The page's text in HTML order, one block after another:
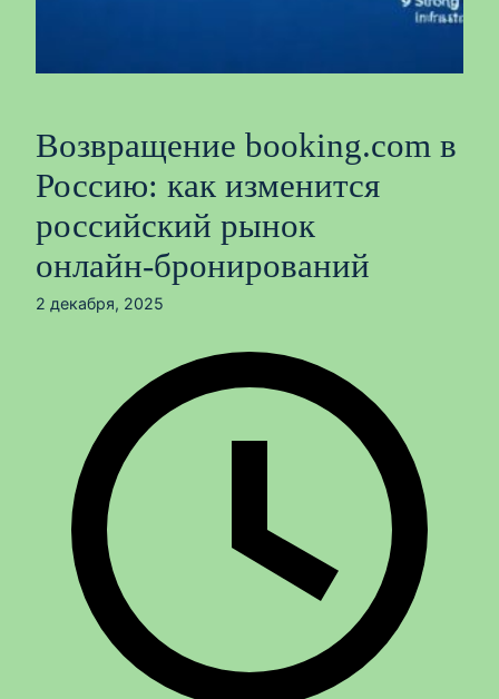
Возвращение booking.com в
Россию: как изменится
российский рынок
онлайн‑бронирований
2 декабря, 2025